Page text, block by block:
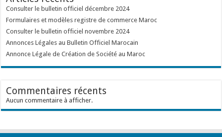
Consulter le bulletin officiel décembre 2024
Formulaires et modèles registre de commerce Maroc
Consulter le bulletin officiel novembre 2024
Annonces Légales au Bulletin Officiel Marocain
Annonce Légale de Création de Société au Maroc
Commentaires récents
Aucun commentaire à afficher.